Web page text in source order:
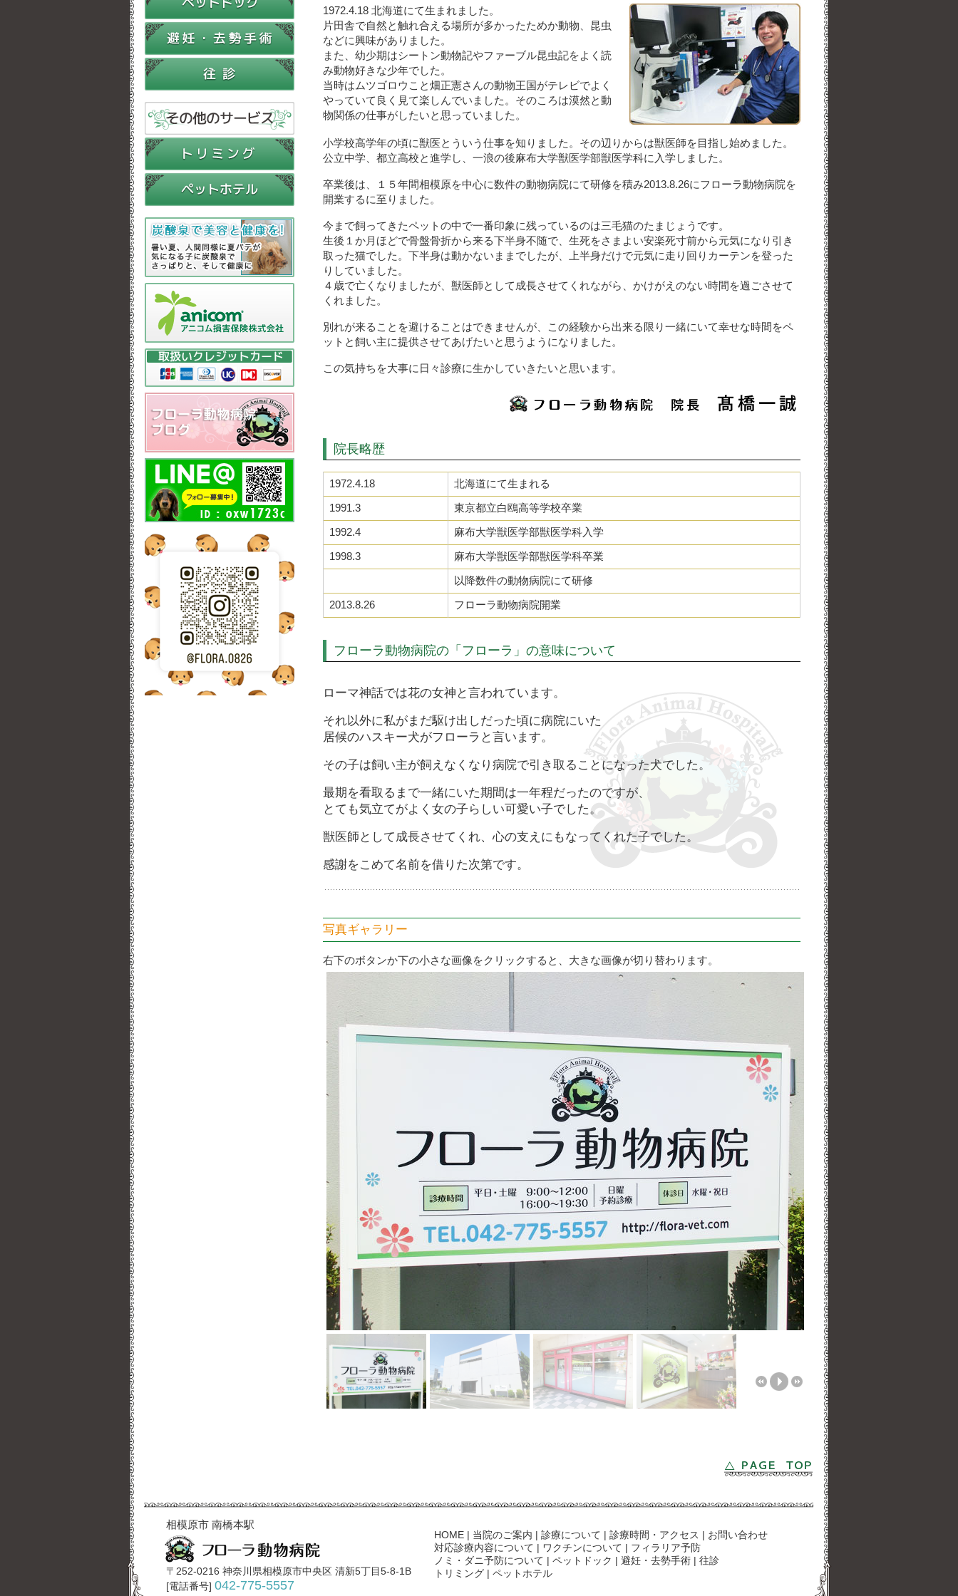
1972.4.18 北海道にて生まれました。
片田舎で自然と触れ合える場所が多かったためか動物、昆虫
などに興味がありました。
また、幼少期はシートン動物記やファーブル昆虫記をよく読
み動物好きな少年でした。
当時はムツゴロウこと畑正憲さんの動物王国がテレビでよく
やっていて良く見て楽しんでいました。そのころは漠然と動
物関係の仕事がしたいと思っていました。
小学校高学年の頃に獣医とういう仕事を知りました。その辺りからは獣医師を目指し始めました。
公立中学、都立高校と進学し、一浪の後麻布大学獣医学部獣医学科に入学しました。
卒業後は、１５年間相模原を中心に数件の動物病院にて研修を積み2013.8.26にフローラ動物病院を
開業するに至りました。
今まで飼ってきたペットの中で一番印象に残っているのは三毛猫のたまじょうです。
生後１か月ほどで骨盤骨折から来る下半身不随で、生死をさまよい安楽死寸前から元気になり引き
取った猫でした。下半身は動かないままでしたが、上半身だけで元気に走り回りカーテンを登った
りしていました。
４歳で亡くなりましたが、獣医師として成長させてくれながら、かけがえのない時間を過ごさせて
くれました。
別れが来ることを避けることはできませんが、この経験から出来る限り一緒にいて幸せな時間をペ
ットと飼い主に提供させてあげたいと思うようになりました。
この気持ちを大事に日々診療に生かしていきたいと思います。
院長略歴
1972.4.18
北海道にて生まれる
1991.3
東京都立白鴎高等学校卒業
1992.4
麻布大学獣医学部獣医学科入学
1998.3
麻布大学獣医学部獣医学科卒業
以降数件の動物病院にて研修
2013.8.26
フローラ動物病院開業
フローラ動物病院の「フローラ」の意味について
ローマ神話では花の女神と言われています。
それ以外に私がまだ駆け出しだった頃に病院にいた
居候のハスキー犬がフローラと言います。
その子は飼い主が飼えなくなり病院で引き取ることになった犬でした。
最期を看取るまで一緒にいた期間は一年程だったのですが、
とても気立てがよく女の子らしい可愛い子でした。
獣医師として成長させてくれ、心の支えにもなってくれた子でした。
感謝をこめて名前を借りた次第です。
写真ギャラリー
右下のボタンか下の小さな画像をクリックすると、大きな画像が切り替わります。
相模原市 南橋本駅
〒252-0216 神奈川県相模原市中央区 清新5丁目5-8-1B
[電話番号] 042-775-5557
HOME | 当院のご案内 | 診療について | 診療時間・アクセス | お問い合わせ
対応診療内容について | ワクチンについて | フィラリア予防
ノミ・ダニ予防について | ペットドック | 避妊・去勢手術 | 往診
トリミング | ペットホテル